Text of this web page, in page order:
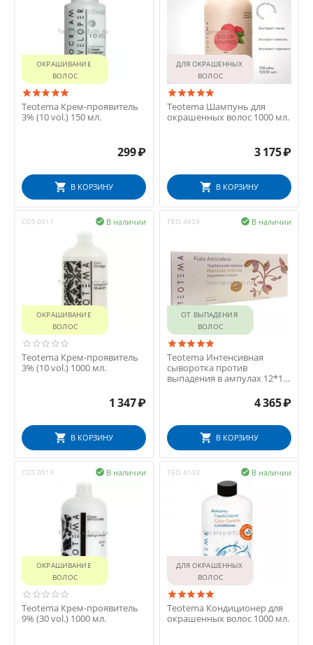
ОКРАШИВАНИЕ
ВОЛОС
Teotema Крем-проявитель
3% (10 vol.) 150 мл.
299₽
В КОРЗИНУ
ДЛЯ ОКРАШЕННЫХ
ВОЛОС
Teotema Шампунь для
окрашенных волос 1000 мл.
3 175₽
В КОРЗИНУ
COS 0011 В наличии

ОКРАШИВАНИЕ
ВОЛОС
Teotema Крем-проявитель
3% (10 vol.) 1000 мл.
1 347₽
В КОРЗИНУ
TEO 4609 В наличии

ОТ ВЫПАДЕНИЯ
ВОЛОС
Teotema Интенсивная
сыворотка против
выпадения в ампулах 12*10
4 365₽
В КОРЗИНУ
COS 0013 В наличии

ОКРАШИВАНИЕ
ВОЛОС
Teotema Крем-проявитель
9% (30 vol.) 1000 мл.
TEO 4103 В наличии

ДЛЯ ОКРАШЕННЫХ
ВОЛОС
Teotema Кондиционер для
окрашенных волос 1000 мл.